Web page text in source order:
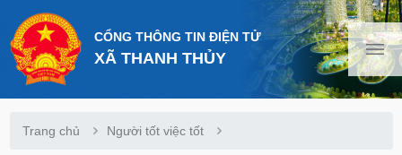
CỔNG THÔNG TIN ĐIỆN TỬ
XÃ THANH THỦY
Trang chủ Người tốt việc tốt